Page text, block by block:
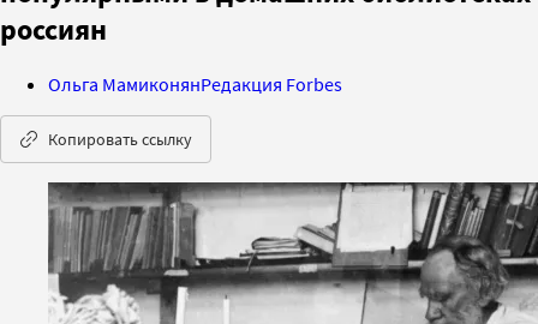
россиян
Ольга МамиконянРедакция Forbes
Копировать ссылку